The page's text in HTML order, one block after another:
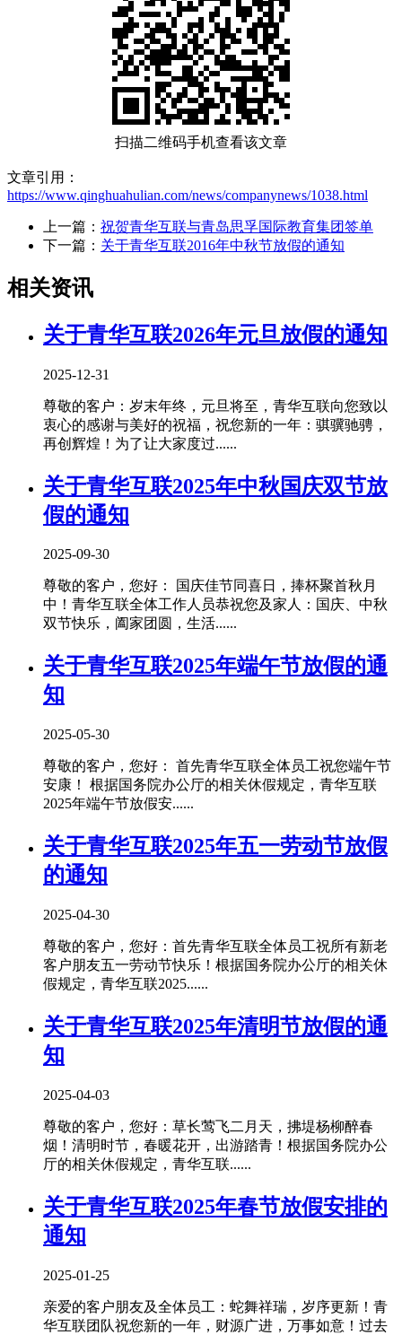
扫描二维码手机查看该文章
文章引用：
https://www.qinghuahulian.com/news/companynews/1038.html
上一篇： 祝贺青华互联与青岛思孚国际教育集团签单
下一篇： 关于青华互联2016年中秋节放假的通知
相关资讯
关于青华互联2026年元旦放假的通知
2025-12-31
尊敬的客户：岁末年终，元旦将至，青华互联向您致以
衷心的感谢与美好的祝福，祝您新的一年：骐骥驰骋，
再创辉煌！为了让大家度过......
关于青华互联2025年中秋国庆双节放
假的通知
2025-09-30
尊敬的客户，您好： 国庆佳节同喜日，捧杯聚首秋月
中！青华互联全体工作人员恭祝您及家人：国庆、中秋
双节快乐，阖家团圆，生活......
关于青华互联2025年端午节放假的通
知
2025-05-30
尊敬的客户，您好： 首先青华互联全体员工祝您端午节
安康！ 根据国务院办公厅的相关休假规定，青华互联
2025年端午节放假安......
关于青华互联2025年五一劳动节放假
的通知
2025-04-30
尊敬的客户，您好：首先青华互联全体员工祝所有新老
客户朋友五一劳动节快乐！根据国务院办公厅的相关休
假规定，青华互联2025......
关于青华互联2025年清明节放假的通
知
2025-04-03
尊敬的客户，您好：草长莺飞二月天，拂堤杨柳醉春
烟！清明时节，春暖花开，出游踏青！根据国务院办公
厅的相关休假规定，青华互联......
关于青华互联2025年春节放假安排的
通知
2025-01-25
亲爱的客户朋友及全体员工：蛇舞祥瑞，岁序更新！青
华互联团队祝您新的一年，财源广进，万事如意！过去